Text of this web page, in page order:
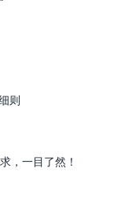
则
，一目了然！